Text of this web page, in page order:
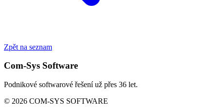
Zpět na seznam
Com-Sys Software
Podnikové softwarové řešení už přes 36 let.
© 2026 COM-SYS SOFTWARE